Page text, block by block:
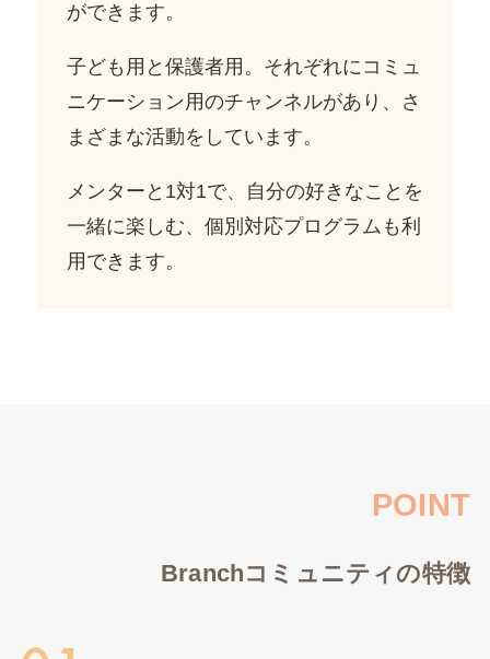
ができます。
子ども用と保護者用。それぞれにコミュ
ニケーション用のチャンネルがあり、さ
まざまな活動をしています。
メンターと1対1で、自分の好きなことを
一緒に楽しむ、個別対応プログラムも利
用できます。
POINT
Branchコミュニティの特徴